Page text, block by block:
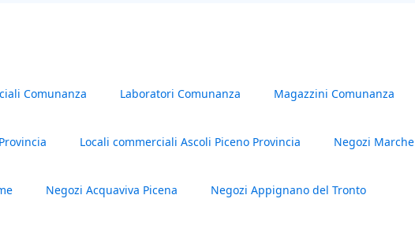
Loc ripostiglio piano seminterrato 66,8 mq
Comunanza Laboratori Comunanza Magazzini Comunanza
Locali commerciali Ascoli Piceno Provincia Negozi Marche
Negozi Acquaviva Picena Negozi Appignano del Tronto